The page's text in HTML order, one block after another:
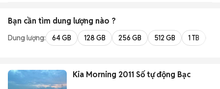
Bạn cần tìm dung lượng nào ?
Dung lượng: 64 GB 128 GB 256 GB 512 GB 1 TB
Kia Morning 2011 Số tự động Bạc